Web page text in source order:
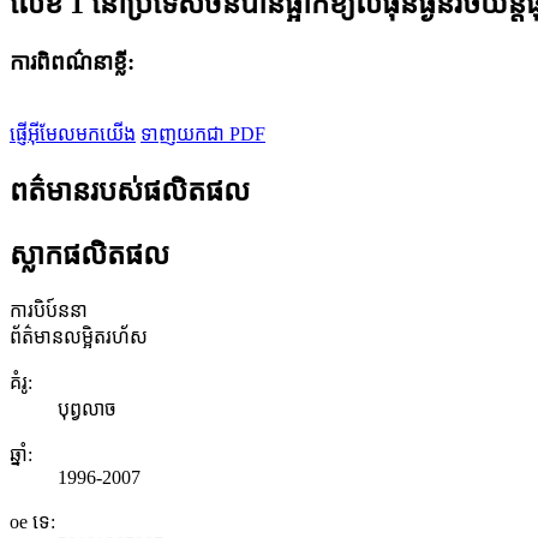
ការពិពណ៌នាខ្លី:
ផ្ញើអ៊ីមែលមកយើង ទាញយកជា PDF
ពត៌មានរបស់ផលិតផល
ស្លាកផលិតផល
ការបិប៍ននា
ព័ត៌មានលម្អិតរហ័ស
គំរូ:
បុព្វលាច
ឆ្នាំ:
1996-2007
oe ទេ: